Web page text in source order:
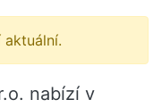
aktuální.
nabízí v